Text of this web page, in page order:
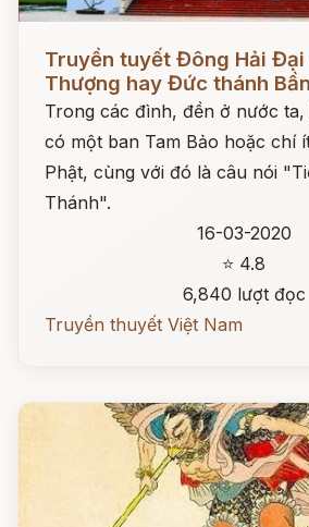
Đọc ngay
Truyền tuyết Đông Hải
Thượng hay Đức thánh Bần
Trong các đình, đền ở nước
có một ban Tam Bảo hoặc chí
Phật, cùng với đó là câu nói
Thánh".
16-03-2020
⭐ 4.8
6,840 lượt đọc
Truyền thuyết Việt Nam